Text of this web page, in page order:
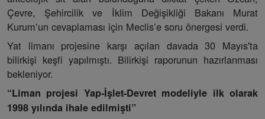
Çevre, Şehircilik ve İklim Değişikliği Bakanı Murat
Kurum’un cevaplaması için Meclis’e soru önergesi verdi.
Yat limanı projesine karşı açılan davada 30 Mayıs'ta
bilirkişi keşfi yapılmıştı. Bilirkişi raporunun hazırlanması
bekleniyor.
“Liman projesi Yap-İşlet-Devret modeliyle ilk olarak
1998 yılında ihale edilmişti”